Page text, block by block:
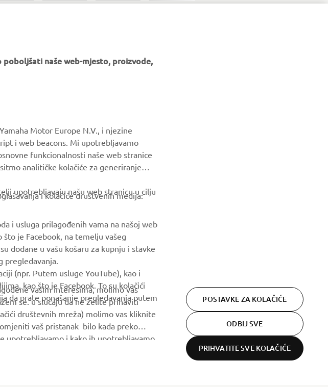
WEBSITE
Maintenance
of Waste
BILTEN
Pročitajte našu Politiku privatnosti kako biste saznali kako
obrađujemo vaše osobne podatke:
naše web-mjesto, proizvode,
Motor Europe N.V., i njezine
i web beacons. Mi upotrebljavamo
funkcionalnosti naše web stranice
analitičke kolačiće za generiranje
upotrebljavaju našu web stranicu u cilju
i kolačiće društvenih medija:
i usluga prilagođenih vama na našoj web
je Facebook, na temelju vašeg
dodane u vašu košaru za kupnju i stavke
pregledavanja.
(npr. Putem usluge YouTube), kao i
kao što je Facebook. To su kolačići
da prate ponašanje pregledavanja putem
vašim interesima, molimo vas
se. u slučaju da ne želite prihaviti
društevnih mreža) molimo vas kliknite
vaš pristanak bilo kada preko
upotrebljavamo i kako ih upotrebljavamo.
POSTAVKE ZA KOLAČIĆE
ODBIJ SVE
PRIHVATITE SVE KOLAČIĆE